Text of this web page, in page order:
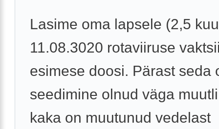
Lasime oma lapsele (2,5
11.08.3020 rotaviiruse
esimese doosi. Pärast seda
seedimine olnud väga
kaka on muutunud vedelast